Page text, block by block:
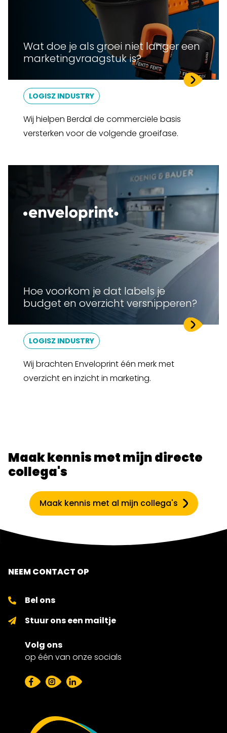
Wat doe je als groei niet langer een
marketingvraagstuk is?
LOGISZ INDUSTRY
Wij hielpen Berdal de commerciële basis
versterken voor de volgende groeifase.
Hoe voorkom je dat labels je
budget en overzicht versnipperen?
LOGISZ INDUSTRY
Wij brachten Enveloprint één merk met
overzicht en inzicht in marketing.
Maak kennis met mijn directe
collega's
Maak kennis met al mijn collega's
NEEM CONTACT OP
Bel ons
Stuur ons een mailtje
Volg ons
op één van onze socials